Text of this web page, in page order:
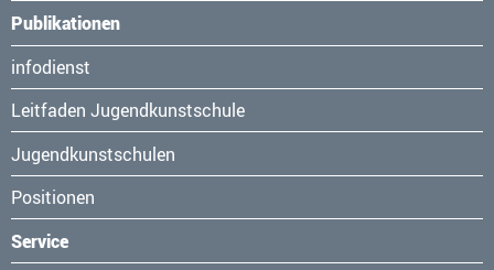
Publikationen
Navigation
überspringen
infodienst
Leitfaden Jugendkunstschule
Jugendkunstschulen
Positionen
Service